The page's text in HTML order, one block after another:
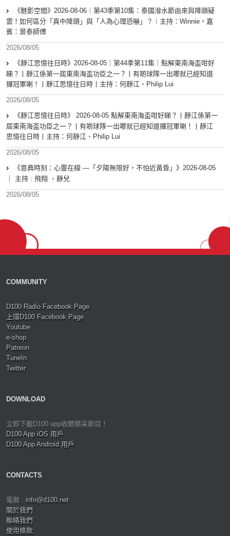
《魅影空間》2026-08-06︱第43季第10集：泰國潑水節由來與降頭疑
雲！如何區分「真中降頭」與「人為心理恐嚇」？︱主持：Winnie，嘉
賓：景泰師傅
2026/08/05
《靜江思憶往日時》2026-08-05｜第44季第11集｜點解東南海盃咁好
睇？丨靜江係第一屆東南海盃功臣之一？丨有啲球隊一出嚟就已經知道
攞冠軍喇！丨靜江思憶往日時丨主持：何靜江、Philip Lui
2026/08/05
《靜江思憶往日時》 2026-08-05 點解東南海盃咁好睇？丨靜江係第一
屆東南海盃功臣之一？丨有啲球隊一出嚟就已經知道攞冠軍喇！丨靜江
思憶往日時丨主持：何靜江、Philip Lui
2026/08/05
《恩典時刻：心靈在線 —「夕陽無限好，不怕近黃昏」》2026-08-05
｜ 主持 : 飛翔 、靜兒
2026/08/05
COMMUNITY
D100 Radio Facebook Page
上環D100 Facebook Page
Youtube
e-shop
Patreon
TuneIn
Twitter
DOWNLOAD
立即下載D100 app收聽精采節目！
D100 App iOS 用戶
D100 App Android 用戶
CONTACTS
電郵 : info@d100.net
關於我們
聯絡我們
使用條款